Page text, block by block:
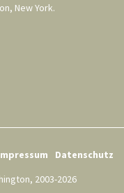
New York.
Datenschutz
2003-2026